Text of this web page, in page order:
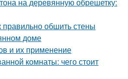
правильно обшить стены
доме
и их применение
комнаты: чего стоит